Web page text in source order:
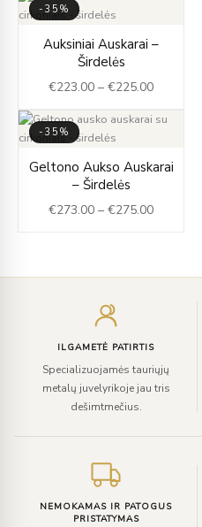
-35%
Auksiniai Auskarai –
Širdelės
€223.00 – €225.00
range:
through
-35%
Geltono Aukso Auskarai
– Širdelės
€273.00 – €275.00
range:
through
ILGAMETĖ PATIRTIS
Specializuojamės tauriųjų
metalų juvelyrikoje jau tris
dešimtmečius.
NEMOKAMAS IR PATOGUS
PRISTATYMAS